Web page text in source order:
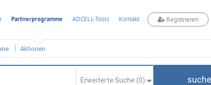
Partnerprogramme ADCELL-Tools Kontakt Registrieren
Aktionen
Erweiterte Suche (0)